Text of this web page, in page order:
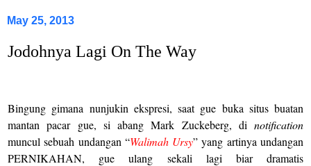
May 25, 2013
Jodohnya Lagi On The Way
Bingung gimana nunjukin ekspresi, saat gue buka situs buatan
mantan pacar gue, si abang Mark Zuckeberg, di notification
muncul sebuah undangan “Walimah Ursy” yang artinya undangan
PERNIKAHAN, gue ulang sekali lagi biar dramatis